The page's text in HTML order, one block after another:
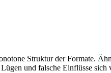
Struktur der Formate.
und falsche Einflüsse